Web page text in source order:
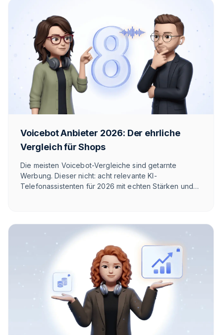
Voicebot Anbieter 2026: Der ehrliche
Vergleich für Shops
Die meisten Voicebot-Vergleiche sind getarnte
Werbung. Dieser nicht: acht relevante KI-
Telefonassistenten für 2026 mit echten Stärken und